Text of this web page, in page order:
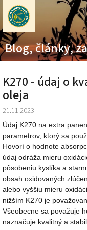
Prejsť
obsah
Blog, články,
K270 - údaj o
oleja
21.11.2023
Údaj K270 na extra
parametrov, ktorý sa
Hovorí o hodnote
údaj odráža mieru
pôsobeniu kyslíka a
obsah oxidovaných
alebo vyššiu mieru
nižším K270 je
Všeobecne sa považuje
naznačuje kvalitný a